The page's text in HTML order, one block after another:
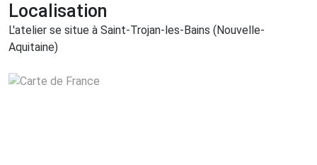
Localisation
L'atelier se situe à Saint-Trojan-les-Bains (Nouvelle-
Aquitaine)